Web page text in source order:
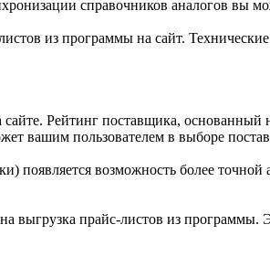
справочников аналогов вы
из программы на сайт.
Рейтинг поставщика, основанный
вашим пользователем в выборе
появляется возможность более
выгрузка прайс-листов из